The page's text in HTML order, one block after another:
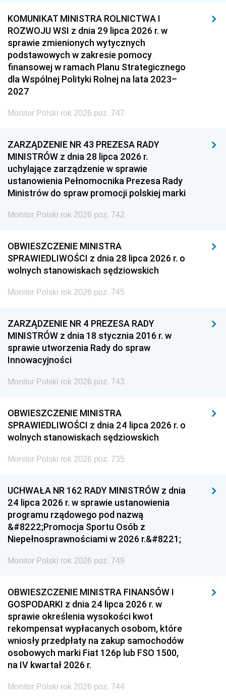
KOMUNIKAT MINISTRA ROLNICTWA I
ROZWOJU WSI z dnia 29 lipca 2026 r. w
sprawie zmienionych wytycznych
podstawowych w zakresie pomocy
finansowej w ramach Planu Strategicznego
dla Wspólnej Polityki Rolnej na lata 2023–
2027
Monitor Polski rok 2026 poz. 747
ZARZĄDZENIE NR 43 PREZESA RADY
MINISTRÓW z dnia 28 lipca 2026 r.
uchylające zarządzenie w sprawie
ustanowienia Pełnomocnika Prezesa Rady
Ministrów do spraw promocji polskiej marki
Monitor Polski rok 2026 poz. 742
OBWIESZCZENIE MINISTRA
SPRAWIEDLIWOŚCI z dnia 28 lipca 2026 r. o
wolnych stanowiskach sędziowskich
Monitor Polski rok 2026 poz. 745
ZARZĄDZENIE NR 4 PREZESA RADY
MINISTRÓW z dnia 18 stycznia 2016 r. w
sprawie utworzenia Rady do spraw
Innowacyjności
Monitor Polski rok 2026 poz. 743
OBWIESZCZENIE MINISTRA
SPRAWIEDLIWOŚCI z dnia 24 lipca 2026 r. o
wolnych stanowiskach sędziowskich
Monitor Polski rok 2026 poz. 735
UCHWAŁA NR 162 RADY MINISTRÓW z dnia
24 lipca 2026 r. w sprawie ustanowienia
programu rządowego pod nazwą
&#8222;Promocja Sportu Osób z
Niepełnosprawnościami w 2026 r.&#8221;
Monitor Polski rok 2026 poz. 749
OBWIESZCZENIE MINISTRA FINANSÓW I
GOSPODARKI z dnia 24 lipca 2026 r. w
sprawie określenia wysokości kwot
rekompensat wypłacanych osobom, które
wniosły przedpłaty na zakup samochodów
osobowych marki Fiat 126p lub FSO 1500,
na IV kwartał 2026 r.
Monitor Polski rok 2026 poz. 744